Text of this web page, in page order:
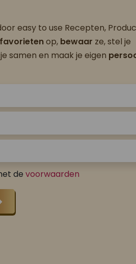
easy to use Recepten,
favorietenop, bewaar ze, stel je
samen en maak je eigen
de voorwaarden